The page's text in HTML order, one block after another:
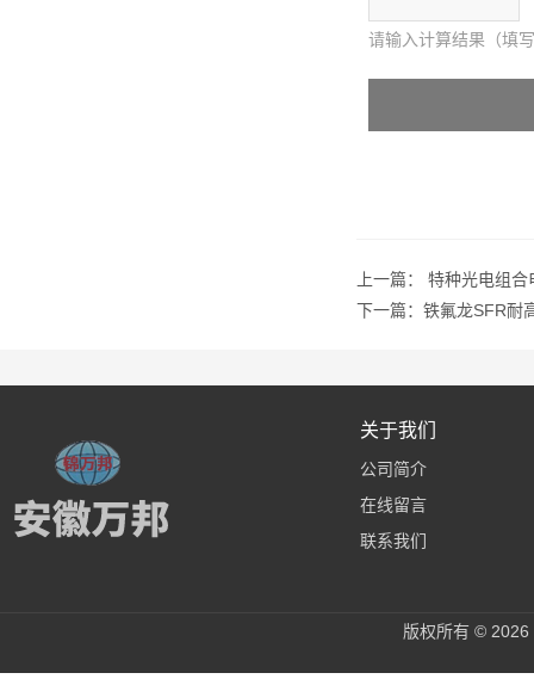
请输入计算结果（填
上一篇： 特种光电组合
下一篇： 铁氟龙SFR耐
关于我们
公司简介
在线留言
联系我们
版权所有 ©